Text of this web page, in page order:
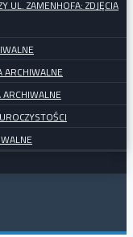
UL. ZAMENHOFA: ZDJĘCIA
ARCHIWALNE
ARCHIWALNE